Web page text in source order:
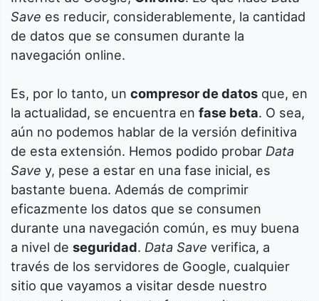
Save es reducir, considerablemente, la cantidad
de datos que se consumen durante la
navegación online.
Es, por lo tanto, un compresor de datos que, en
la actualidad, se encuentra en fase beta. O sea,
aún no podemos hablar de la versión definitiva
de esta extensión. Hemos podido probar Data
Save y, pese a estar en una fase inicial, es
bastante buena. Además de comprimir
eficazmente los datos que se consumen
durante una navegación común, es muy buena
a nivel de seguridad. Data Save verifica, a
través de los servidores de Google, cualquier
sitio que vayamos a visitar desde nuestro